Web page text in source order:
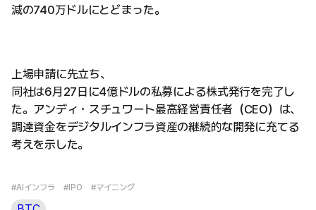
減の740万ドルにとどまった。
上場申請に先立ち、
同社は6月27日に4億ドルの私募による株式発行を完了し
た。アンディ・スチュワート最高経営責任者（CEO）は、
調達資金をデジタルインフラ資産の継続的な開発に充てる
考えを示した。
#AIインフラ #IPO #マイニング